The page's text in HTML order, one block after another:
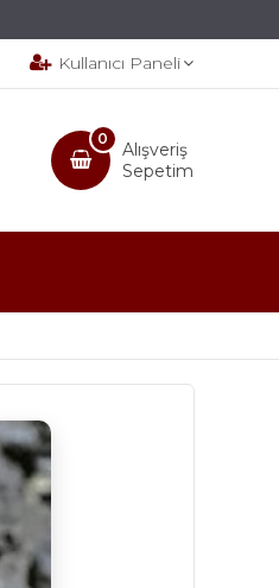
Kullanıcı Paneli
Alışveriş
Sepetim
0